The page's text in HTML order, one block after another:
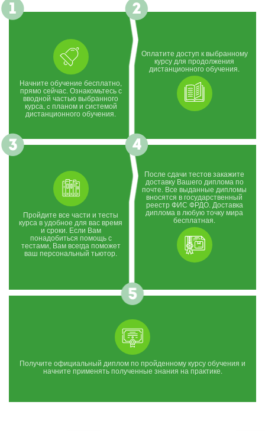
Начните обучение бесплатно,
прямо сейчас. Ознакомьтесь с
вводной частью выбранного
курса, c планом и системой
дистанционного обучения.
Оплатите доступ к выбранному
курсу для продолжения
дистанционного обучения.
Пройдите все части и тесты
курса в удобное для вас время
и сроки. Если Вам
понадобиться помощь с
тестами, Вам всегда поможет
ваш персональный тьютор.
После сдачи тестов закажите
доставку Вашего диплома по
почте. Все выданные дипломы
вносятся в государственный
реестр ФИС ФРДО. Доставка
диплома в любую точку мира
бесплатная.
Получите официальный диплом по пройденному курсу обучения и
начните применять полученные знания на практике.